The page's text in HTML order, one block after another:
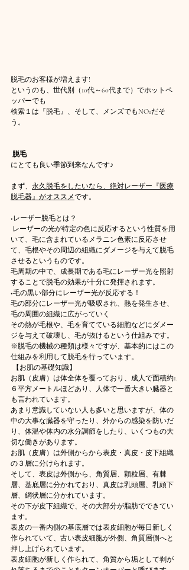
脱毛のお客様が増えます!
というのも、世代別（10代～60代まで）でホットペ
ッパーでも
検索１は『脱毛』、そして、メンズでもNO1だそ
う。
脱毛
にとても良い季節到来なんです♪
まず、 永久脱毛をしたいなら、絶対レーザー『医療
脱毛器』がオススメです。
◆レーザー脱毛とは？
いて、毛に含まれているメラニン色素に反応させ
て、毛根やその周辺の組織にダメージを与えて脱毛
させるというものです。
毛周期の中で、成長期である毛にレーザー光を照射
することで脱毛の効果が十分に発揮されます。
◆毛の黒い部分にレーザー光が反応する！
毛の部分にレーザー光が吸収され、熱を発生させ、
毛の周囲の組織に広がっていく
その熱が毛根や、毛を育てている細胞などにダメー
ジを与えて破壊し、毛が抜けるという仕組みです。
※脱毛の機械の種類は様々ですが、基本的にはこの
仕組みを利用して脱毛を行っています。
【お肌の基礎知識】
お肌（皮膚）は体全体を覆っており、成人で面積約1.
６平方メートルほどあり、人体で一番大きい臓器と
も言われています。
あまり意識していない人も多いと思いますが、体の
中の大事な臓器を守ったり、外からの感染を防いだ
り、体温や体内の水分調節をしたり、いくつもの大
切な働きがあります。
お肌（皮膚）は外側からから表皮・真皮・皮下組織
の３層に分けられます。
そして、表皮は外側から、角質層、顆粒層、有棘
層、基底層に分かれており、真皮は乳頭層、乳頭下
層、網状層に分かれています。
その下が皮下組織で、その大部分が脂肪でできてい
ます。
表皮の一番内側の基底層では表皮細胞が毎日新しく
作られていて、古い表皮細胞が外側、角質層側へと
押し上げられています。
表皮細胞が新しく作られて、角質から垢として剥が